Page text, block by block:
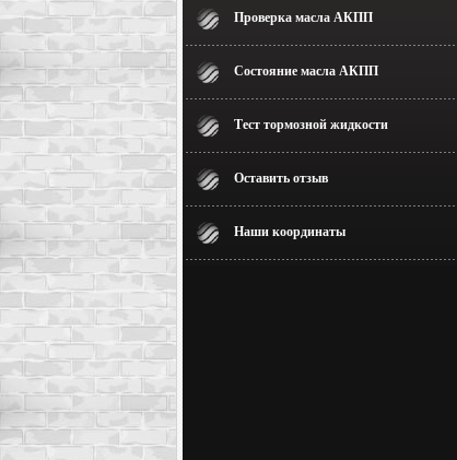
Проверка масла АКПП
Состояние масла АКПП
Тест тормозной жидкости
Оставить отзыв
Наши координаты